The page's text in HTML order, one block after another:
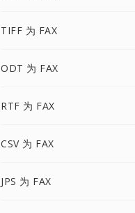
TIFF 为 FAX
ODT 为 FAX
RTF 为 FAX
CSV 为 FAX
JPS 为 FAX